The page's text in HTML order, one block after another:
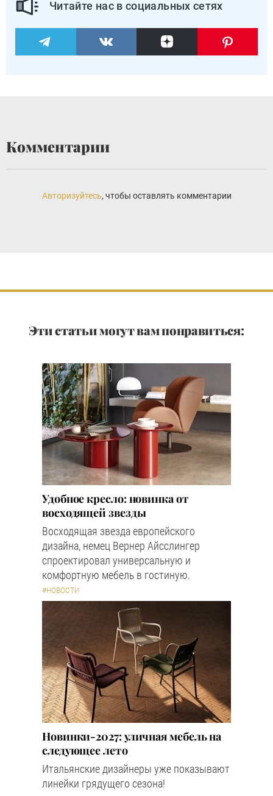
Читайте нас в социальных сетях
Комментарии
Авторизуйтесь, чтобы оставлять комментарии
Эти статьи могут вам понравиться:
Удобное кресло: новинка от
восходящей звезды
Восходящая звезда европейского
дизайна, немец Вернер Айсслингер
спроектировал универсальную и
комфортную мебель в гостиную.
#НОВОСТИ
Новинки-2027: уличная мебель на
следующее лето
Итальянские дизайнеры уже показывают
линейки грядущего сезона!